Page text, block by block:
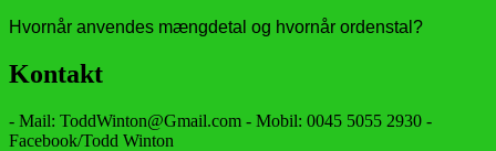
Hvornår anvendes mængdetal og hvornår ordenstal?
Kontakt
- Mail: ToddWinton@Gmail.com - Mobil: 0045 5055 2930 -
Facebook/Todd Winton